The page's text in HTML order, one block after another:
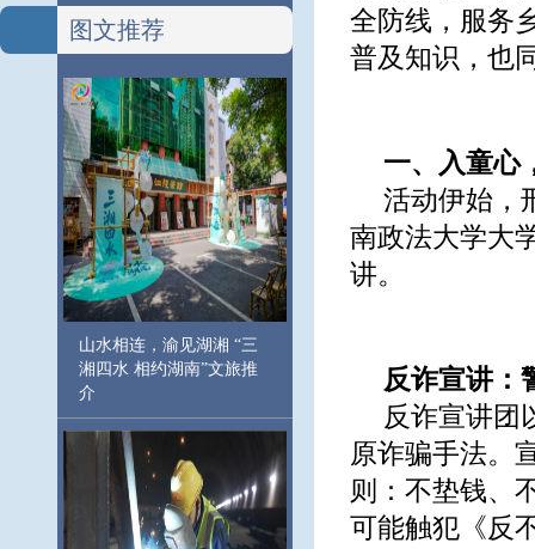
图文推荐
山水相连，渝见湖湘 “三
湘四水 相约湖南”文旅推
介
全防线，服务
普及知识，也
一、入童心
活动伊始，
南政法大学大
讲。
反诈宣讲：
反诈宣讲团
原诈骗手法。
则：不垫钱、
可能触犯《反